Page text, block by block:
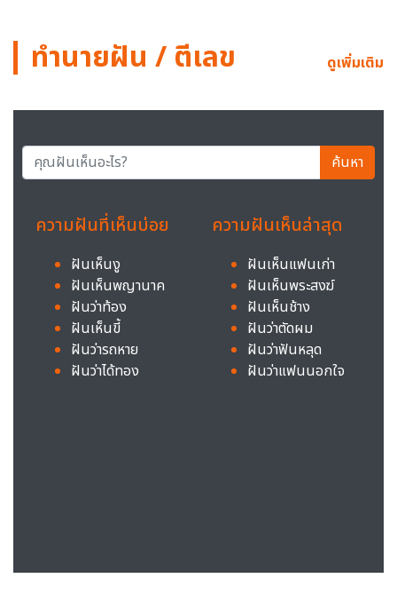
ทำนายฝัน / ตีเลข ดูเพิ่มเติม
ค้นหา
ความฝันที่เห็นบ่อย
ฝันเห็นงู
ฝันเห็นพญานาค
ฝันว่าท้อง
ฝันเห็นขี้
ฝันว่ารถหาย
ฝันว่าได้ทอง
ความฝันเห็นล่าสุด
ฝันเห็นแฟนเก่า
ฝันเห็นพระสงฆ์
ฝันเห็นช้าง
ฝันว่าตัดผม
ฝันว่าฟันหลุด
ฝันว่าแฟนนอกใจ